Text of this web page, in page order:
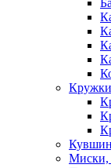
Кружки
Миски,